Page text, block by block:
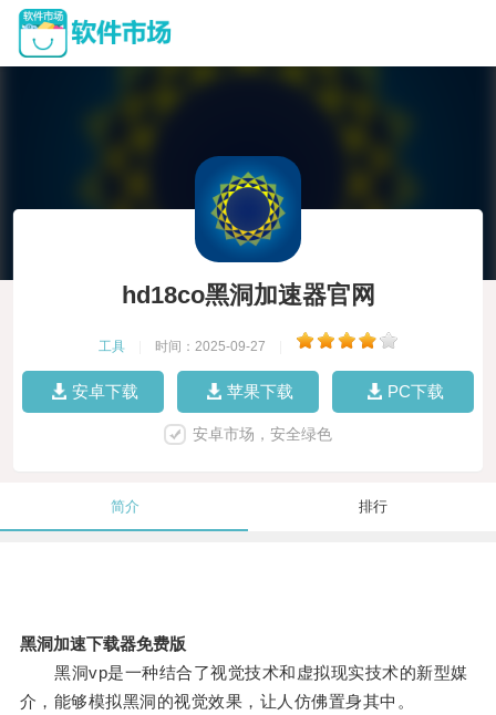
hd18co黑洞加速器官网
工具 时间：2025-09-27
安卓下载 苹果下载 PC下载
安卓市场，安全绿色
简介 排行
黑洞加速下载器免费版
黑洞vp是一种结合了视觉技术和虚拟现实技术的新型媒
介，能够模拟黑洞的视觉效果，让人仿佛置身其中。